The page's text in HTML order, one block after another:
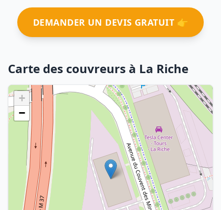
DEMANDER UN DEVIS GRATUIT 👉
Carte des couvreurs à La Riche
+
−